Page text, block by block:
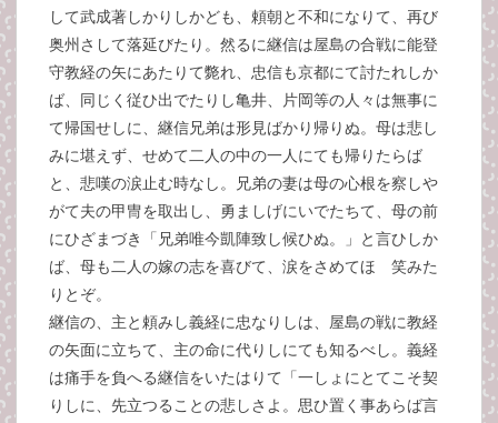
して武成著しかりしかども、頼朝と不和になりて、再び
奥州さして落延びたり。然るに継信は屋島の合戦に能登
守教経の矢にあたりて斃れ、忠信も京都にて討たれしか
ば、同じく従ひ出でたりし亀井、片岡等の人々は無事に
て帰国せしに、継信兄弟は形見ばかり帰りぬ。母は悲し
みに堪えず、せめて二人の中の一人にても帰りたらば
と、悲嘆の涙止む時なし。兄弟の妻は母の心根を察しや
がて夫の甲冑を取出し、勇ましげにいでたちて、母の前
にひざまづき「兄弟唯今凱陣致し候ひぬ。」と言ひしか
ば、母も二人の嫁の志を喜びて、涙をさめてほゝ笑みた
りとぞ。
継信の、主と頼みし義経に忠なりしは、屋島の戦に教経
の矢面に立ちて、主の命に代りしにても知るべし。義経
は痛手を負へる継信をいたはりて「一しょにとてこそ契
りしに、先立つることの悲しさよ。思ひ置く事あらば言